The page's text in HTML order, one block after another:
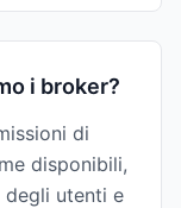
i broker?
di
disponibili,
utenti e